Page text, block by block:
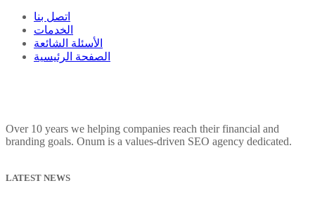
اتصل بنا
الخدمات
الأسئلة الشائعة
الصفحة الرئيسية
Over 10 years we helping companies reach their financial and
branding goals. Onum is a values-driven SEO agency dedicated.
LATEST NEWS